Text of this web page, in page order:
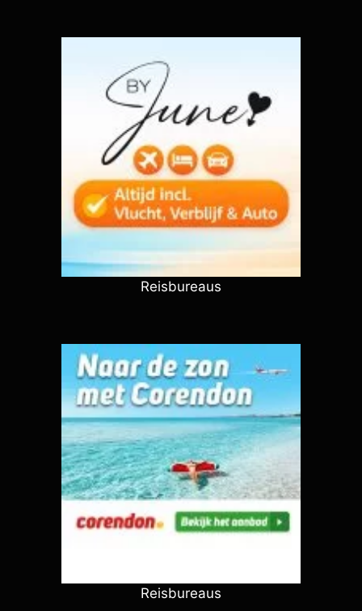
Reisbureaus
Reisbureaus